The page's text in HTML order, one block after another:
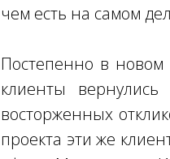
чем есть на самом
Постепенно в новом
клиенты
восторженных
проекта эти же